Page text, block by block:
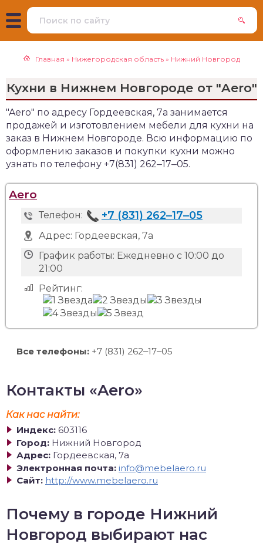
Главная » Нижегородская область » Нижний Новгород
Кухни в Нижнем Новгороде от "Aero"
"Aero" по адресу Гордеевская, 7а занимается
продажей и изготовлением мебели для кухни на
заказ в Нижнем Новгороде. Всю информацию по
оформлению заказов и покупки кухни можно
узнать по телефону +7(831) 262‒17‒05.
Aero
Телефон: +7 (831) 262‒17‒05
Адрес: Гордеевская, 7а
График работы: Ежедневно с 10:00 до
21:00
Рейтинг:
Все телефоны: +7 (831) 262‒17‒05
Контакты «Aero»
Как нас найти:
Индекс: 603116
Город: Нижний Новгород
Адрес: Гордеевская, 7а
Электронная почта: info@mebelaero.ru
Сайт: http://www.mebelaero.ru
Почему в городе Нижний
Новгород выбирают нас